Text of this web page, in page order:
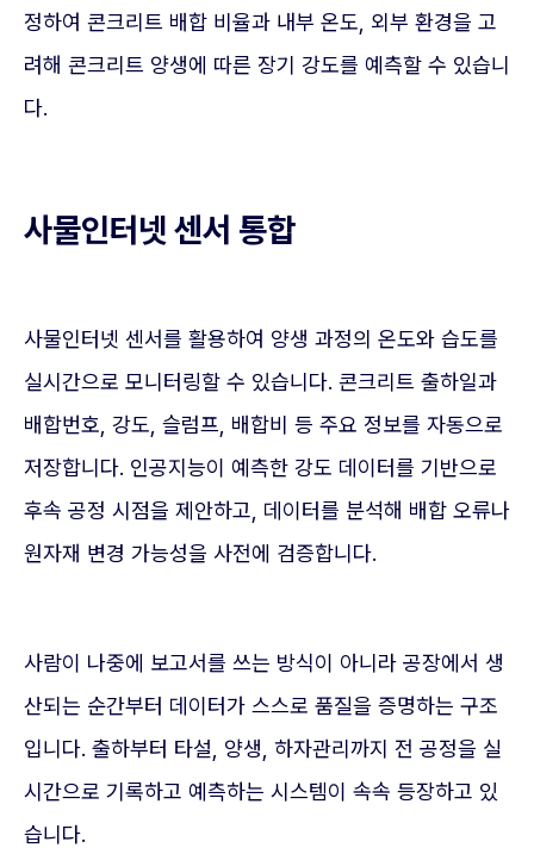
정하여 콘크리트 배합 비율과 내부 온도, 외부 환경을 고
려해 콘크리트 양생에 따른 장기 강도를 예측할 수 있습니
다.
사물인터넷 센서 통합
사물인터넷 센서를 활용하여 양생 과정의 온도와 습도를
실시간으로 모니터링할 수 있습니다. 콘크리트 출하일과
배합번호, 강도, 슬럼프, 배합비 등 주요 정보를 자동으로
저장합니다. 인공지능이 예측한 강도 데이터를 기반으로
후속 공정 시점을 제안하고, 데이터를 분석해 배합 오류나
원자재 변경 가능성을 사전에 검증합니다.
사람이 나중에 보고서를 쓰는 방식이 아니라 공장에서 생
산되는 순간부터 데이터가 스스로 품질을 증명하는 구조
입니다. 출하부터 타설, 양생, 하자관리까지 전 공정을 실
시간으로 기록하고 예측하는 시스템이 속속 등장하고 있
습니다.